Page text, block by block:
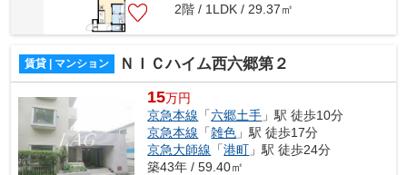
2階 / 1LDK / 29.37㎡
賃貸 | マンション ＮＩＣハイム西六郷第２
15万円
京急本線 「六郷土手 」駅 徒歩10分
京急本線 「雑色 」駅 徒歩17分
京急大師線 「港町 」駅 徒歩24分
築43年 / 59.40㎡